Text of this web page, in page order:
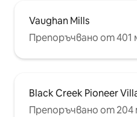
Vaughan Mills
Препоръчвано от
Black Creek Pioneer
Препоръчвано от